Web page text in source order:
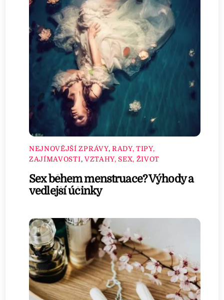
NEJNOVĚJŠÍ ZPRÁVY, RADY, TIPY,
ZAJÍMAVOSTI, VZTAHY, SEX, ŽIVOT
Sex během menstruace? Výhody a
vedlejší účinky